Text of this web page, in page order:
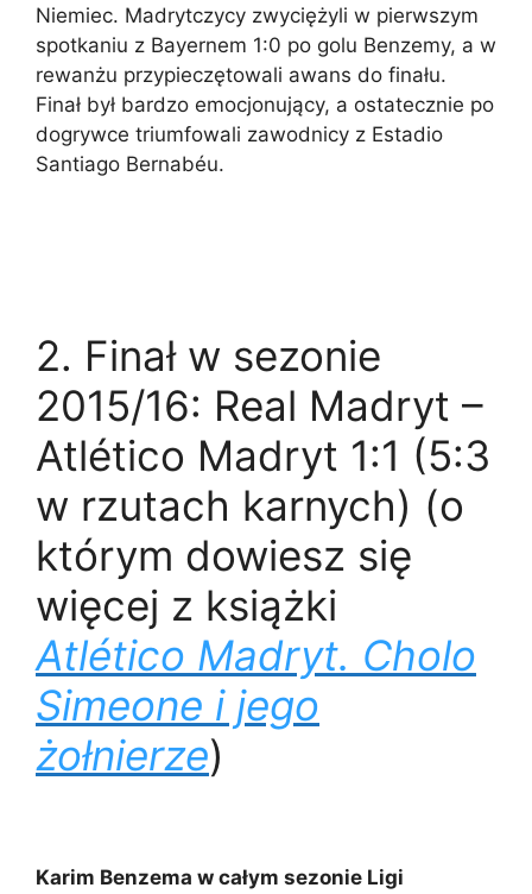
Niemiec. Madrytczycy zwyciężyli w pierwszym
spotkaniu z Bayernem 1:0 po golu Benzemy, a w
rewanżu przypieczętowali awans do finału.
Finał był bardzo emocjonujący, a ostatecznie po
dogrywce triumfowali zawodnicy z Estadio
Santiago Bernabéu.
2. Finał w sezonie
2015/16: Real Madryt –
Atlético Madryt 1:1 (5:3
w rzutach karnych) (o
którym dowiesz się
więcej z książki
Atlético Madryt. Cholo
Simeone i jego
żołnierze)
Karim Benzema w całym sezonie Ligi